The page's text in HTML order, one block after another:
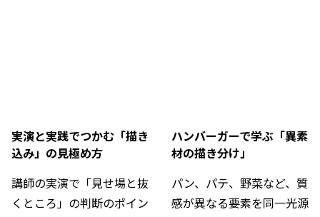
実演と実践でつかむ「描き
込み」の見極め方
講師の実演で「見せ場と抜
くところ」の判断のポイン
ハンバーガーで学ぶ「異素
材の描き分け」
パン、パテ、野菜など、質
感が異なる要素を同一光源